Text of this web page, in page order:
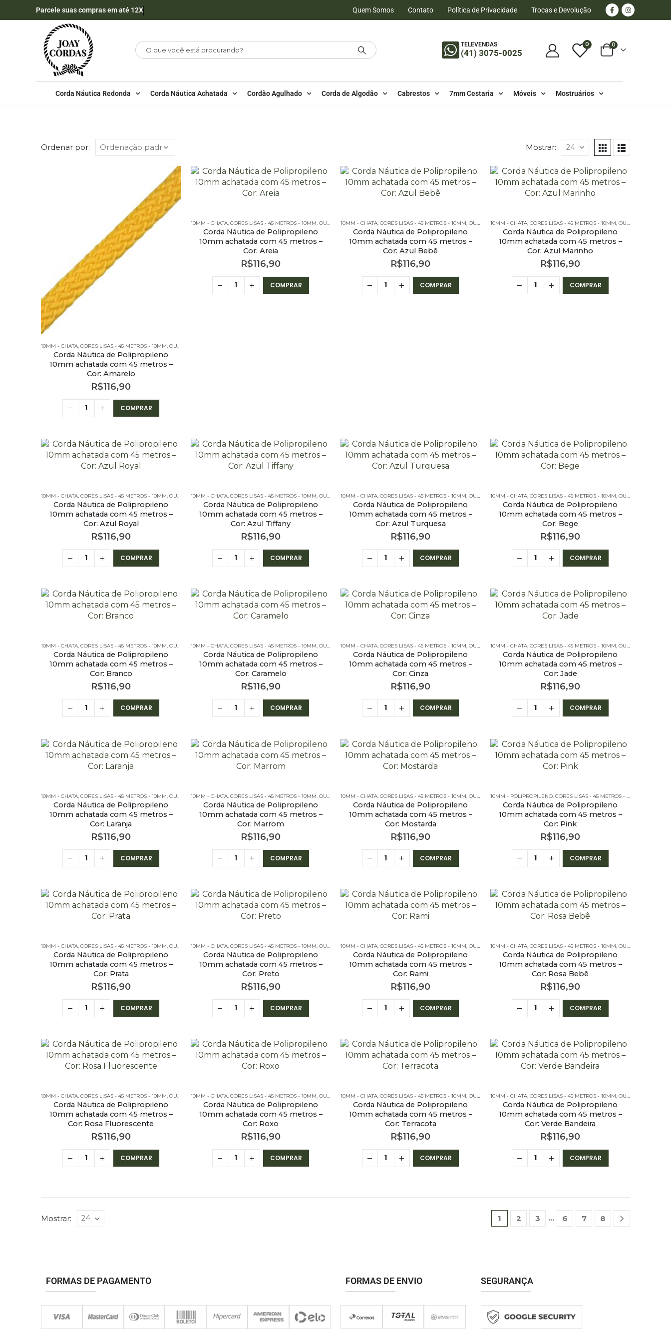
Parcele suas compras em até 12X Quem Somos Contato Política de Privacidade Trocas e Devolução
TELEVENDAS
(41) 3075-0025
0 0
Corda Náutica Redonda Corda Náutica Achatada Cordão Agulhado Corda de Algodão Cabrestos 7mm Cestaria Móveis Mostruários
Ordenar por: Mostrar:
10MM - CHATA CORES LISAS - 45 METROS - 10MM OUTLET
Corda Náutica de Polipropileno
10mm achatada com 45 metros –
Cor: Amarelo
R$116,90
COMPRAR
10MM - CHATA, CORES LISAS - 45 METROS - 10MM, OUTLET ,PE – 10MM – CHATA - 45 METROS
Corda Náutica de Polipropileno
10mm achatada com 45 metros –
Cor: Areia
R$116,90
COMPRAR
10MM - CHATA, CORES LISAS - 45 METROS - 10MM, OUTLET ,PE – 10MM – CHATA - 45 METROS
Corda Náutica de Polipropileno
10mm achatada com 45 metros –
Cor: Azul Bebê
R$116,90
COMPRAR
10MM - CHATA, CORES LISAS - 45 METROS - 10MM, OUTLET
Corda Náutica de Polipropileno
10mm achatada com 45 metros –
Cor: Azul Marinho
R$116,90
COMPRAR
10MM - CHATA, CORES LISAS - 45 METROS - 10MM, OUTLET ,PE – 10MM – CHATA - 45 METROS
Corda Náutica de Polipropileno
10mm achatada com 45 metros –
Cor: Azul Royal
R$116,90
COMPRAR
10MM - CHATA, CORES LISAS - 45 METROS - 10MM, OUTLET ,PE – 10MM – CHATA - 45 METROS
Corda Náutica de Polipropileno
10mm achatada com 45 metros –
Cor: Azul Tiffany
R$116,90
COMPRAR
10MM - CHATA, CORES LISAS - 45 METROS - 10MM, OUTLET ,PE – 10MM – CHATA - 45 METROS
Corda Náutica de Polipropileno
10mm achatada com 45 metros –
Cor: Azul Turquesa
R$116,90
COMPRAR
10MM - CHATA, CORES LISAS - 45 METROS - 10MM, OUTLET
Corda Náutica de Polipropileno
10mm achatada com 45 metros –
Cor: Bege
R$116,90
COMPRAR
10MM - CHATA, CORES LISAS - 45 METROS - 10MM, OUTLET ,PE – 10MM – CHATA - 45 METROS
Corda Náutica de Polipropileno
10mm achatada com 45 metros –
Cor: Branco
R$116,90
COMPRAR
10MM - CHATA, CORES LISAS - 45 METROS - 10MM, OUTLET ,PE – 10MM – CHATA - 45 METROS
Corda Náutica de Polipropileno
10mm achatada com 45 metros –
Cor: Caramelo
R$116,90
COMPRAR
10MM - CHATA, CORES LISAS - 45 METROS - 10MM, OUTLET ,PE – 10MM – CHATA - 45 METROS
Corda Náutica de Polipropileno
10mm achatada com 45 metros –
Cor: Cinza
R$116,90
COMPRAR
10MM - CHATA, CORES LISAS - 45 METROS - 10MM, OUTLET
Corda Náutica de Polipropileno
10mm achatada com 45 metros –
Cor: Jade
R$116,90
COMPRAR
10MM - CHATA CORES LISAS - 45 METROS - 10MM OUTLET ,PE – 10MM – CHATA - 45 METROS
Corda Náutica de Polipropileno
10mm achatada com 45 metros –
Cor: Laranja
R$116,90
COMPRAR
10MM - CHATA CORES LISAS - 45 METROS - 10MM OUTLET ,PE – 10MM – CHATA - 45 METROS
Corda Náutica de Polipropileno
10mm achatada com 45 metros –
Cor: Marrom
R$116,90
COMPRAR
10MM - CHATA CORES LISAS - 45 METROS - 10MM OUTLET ,PE – 10MM – CHATA - 45 METROS
Corda Náutica de Polipropileno
10mm achatada com 45 metros –
Cor: Mostarda
R$116,90
COMPRAR
10MM - POLIPROPILENO CORES LISAS - 45 METROS - 10MM
Corda Náutica de Polipropileno
10mm achatada com 45 metros –
Cor: Pink
R$116,90
COMPRAR
10MM - CHATA, CORES LISAS - 45 METROS - 10MM, OUTLET ,PE – 10MM – CHATA - 45 METROS
Corda Náutica de Polipropileno
10mm achatada com 45 metros –
Cor: Prata
R$116,90
COMPRAR
10MM - CHATA, CORES LISAS - 45 METROS - 10MM, OUTLET ,PE – 10MM – CHATA - 45 METROS
Corda Náutica de Polipropileno
10mm achatada com 45 metros –
Cor: Preto
R$116,90
COMPRAR
10MM - CHATA, CORES LISAS - 45 METROS - 10MM, OUTLET ,PE – 10MM – CHATA - 45 METROS
Corda Náutica de Polipropileno
10mm achatada com 45 metros –
Cor: Rami
R$116,90
COMPRAR
10MM - CHATA, CORES LISAS - 45 METROS - 10MM, OUTLET
Corda Náutica de Polipropileno
10mm achatada com 45 metros –
Cor: Rosa Bebê
R$116,90
COMPRAR
10MM - CHATA, CORES LISAS - 45 METROS - 10MM, OUTLET ,PE – 10MM – CHATA - 45 METROS
Corda Náutica de Polipropileno
10mm achatada com 45 metros –
Cor: Rosa Fluorescente
R$116,90
COMPRAR
10MM - CHATA, CORES LISAS - 45 METROS - 10MM, OUTLET ,PE – 10MM – CHATA - 45 METROS
Corda Náutica de Polipropileno
10mm achatada com 45 metros –
Cor: Roxo
R$116,90
COMPRAR
10MM - CHATA, CORES LISAS - 45 METROS - 10MM, OUTLET ,PE – 10MM – CHATA - 45 METROS
Corda Náutica de Polipropileno
10mm achatada com 45 metros –
Cor: Terracota
R$116,90
COMPRAR
10MM - CHATA, CORES LISAS - 45 METROS - 10MM, OUTLET
Corda Náutica de Polipropileno
10mm achatada com 45 metros –
Cor: Verde Bandeira
R$116,90
COMPRAR
Mostrar: 1 2 3 … 6 7 8
FORMAS DE PAGAMENTO FORMAS DE ENVIO SEGURANÇA